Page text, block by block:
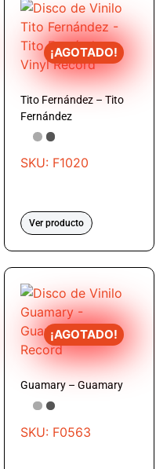
¡AGOTADO!
Tito Fernández – Tito
Fernández
SKU: F1020
Ver producto
¡AGOTADO!
Guamary – Guamary
SKU: F0563